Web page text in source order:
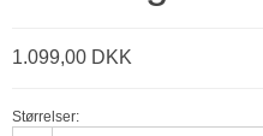
1.099,00 DKK
Størrelser: